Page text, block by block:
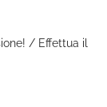
/ Effettua il